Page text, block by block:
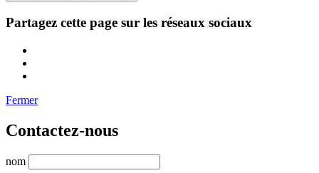
Partagez cette page sur les réseaux sociaux
Fermer
Contactez-nous
nom